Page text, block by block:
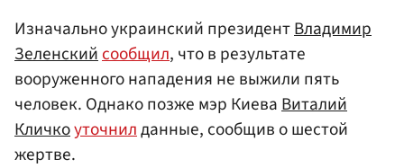
Изначально украинский президентВладимир
Зеленскийсообщил, что в результате
вооруженного нападения не выжили пять
человек. Однако позже мэр КиеваВиталий
Кличкоуточнилданные, сообщив о шестой
жертве.